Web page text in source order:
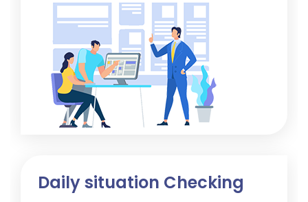
Daily situation Checking